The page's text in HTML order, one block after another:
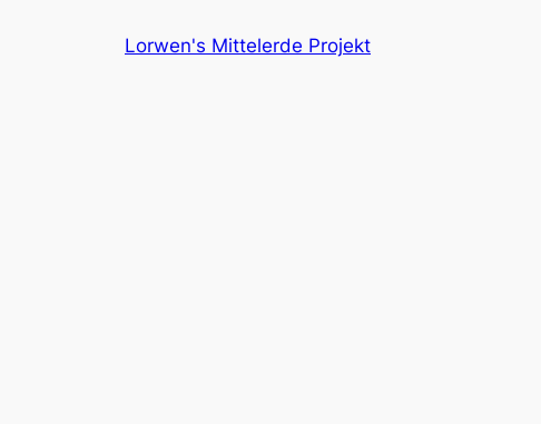
Lorwen's Mittelerde Projekt